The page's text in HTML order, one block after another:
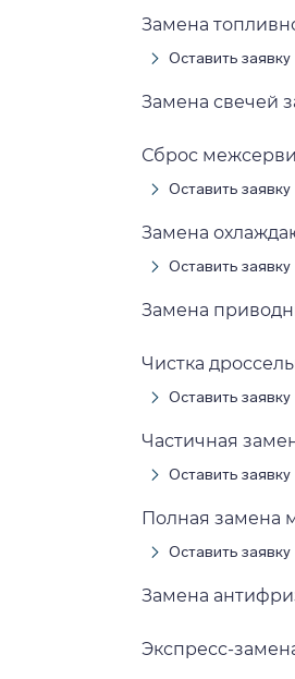
Замена
Оставить заявку
Замена свечей
Сброс
Оставить заявку
Замена
Оставить заявку
Замена
Чистка
Оставить заявку
Частичная
Оставить заявку
Полная замена
Оставить заявку
Замена
Экспресс-